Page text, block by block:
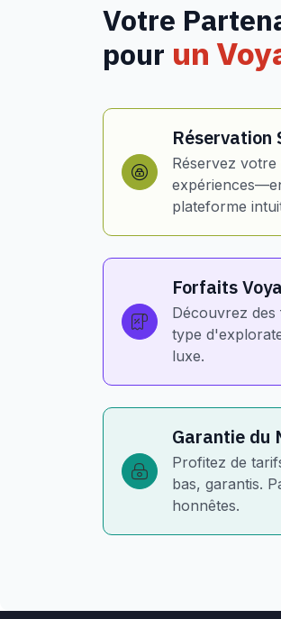
Votre
pour un
Réservation
Réservez
plateforme
Forfaits
Découvrez
type
luxe.
Garantie du
Profitez de
bas, garantis.
honnêtes.